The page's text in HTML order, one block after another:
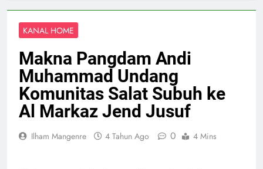
KANAL HOME
Makna Pangdam Andi
Muhammad Undang
Komunitas Salat Subuh ke
Al Markaz Jend Jusuf
Ilham Mangenre 4 Tahun Ago 0 4 Mins